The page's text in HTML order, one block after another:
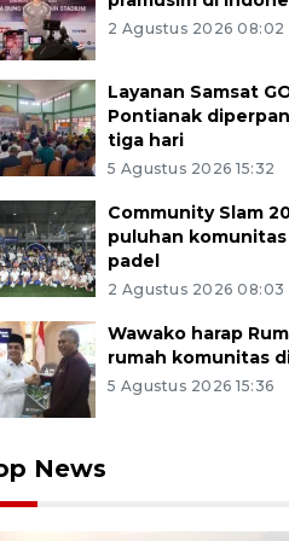
2 Agustus 2026 08:02
Layanan Samsat
Pontianak
tiga hari
5 Agustus 2026 15:32
Community Slam
puluhan
padel
2 Agustus 2026 08:03
Wawako harap
rumah komunitas
5 Agustus 2026 15:36
News